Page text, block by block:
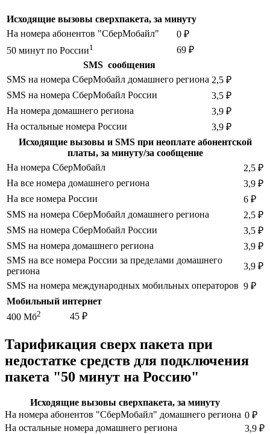
Исходящие вызовы сверхпакета, за минуту
На номера абонентов "СберМобайл"
0 ₽
50 минут по России1
69 ₽
SMS сообщения
SMS на номера СберМобайл домашнего региона 2,5 ₽
SMS на номера СберМобайл России
3,5 ₽
На номера домашнего региона
3,9 ₽
На остальные номера России
3,9 ₽
Исходящие вызовы и SMS при неоплате абонентской
платы, за минуту/за сообщение
На номера СберМобайл
2,5 ₽
На все номера домашнего региона
3,9 ₽
На все номера России
6 ₽
SMS на номера СберМобайл домашнего региона
2,5 ₽
SMS на номера СберМобайл России
3,5 ₽
SMS на номера домашнего региона
3,9 ₽
SMS на все номера России за пределами домашнего
региона
3,9 ₽
SMS на номера международных мобильных операторов 9 ₽
Мобильный интернет
400 Мб2 45 ₽
Тарификация сверх пакета при
недостатке средств для подключения
пакета "50 минут на Россию"
Исходящие вызовы сверхпакета, за минуту
На номера абонентов "СберМобайл" домашнего региона 0 ₽
На остальные номера домашнего региона
3,9 ₽